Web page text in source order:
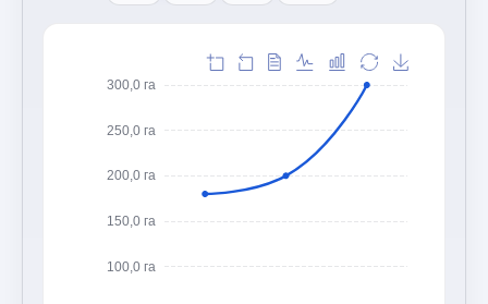
100,0 га
150,0 га
200,0 га
250,0 га
300,0 га